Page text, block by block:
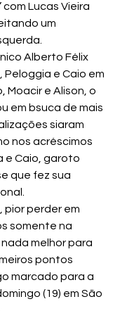
com Lucas Vieira
um
Alberto Félix
Peloggia e Caio em
Moacir e Alison, o
em bsuca de mais
siaram
nos acréscimos
e Caio, garoto
que fez sua
pior perder em
somente na
melhor para
pontos
marcado para a
(19) em São